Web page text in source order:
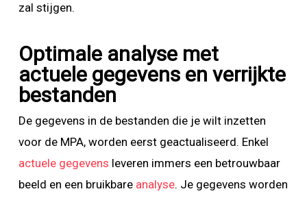
zal stijgen.
Optimale analyse met
actuele gegevens en verrijkte
bestanden
De gegevens in de bestanden die je wilt inzetten
voor de MPA, worden eerst geactualiseerd. Enkel
actuele gegevens leveren immers een betrouwbaar
beeld en een bruikbare analyse. Je gegevens worden